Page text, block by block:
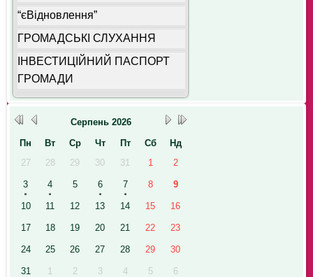
“єВідновлення”
ГРОМАДСЬКІ СЛУХАННЯ
ІНВЕСТИЦІЙНИЙ ПАСПОРТ
ГРОМАДИ
Серпень 2026
Пн
Вт Ср Чт Пт Сб
Нд
27
28 29 30 31 1 2
3 4 5 6 7 8 9
10 11 12 13 14 15 16
17 18 19 20 21 22 23
24 25 26 27 28 29 30
31 1 2 3 4 5 6